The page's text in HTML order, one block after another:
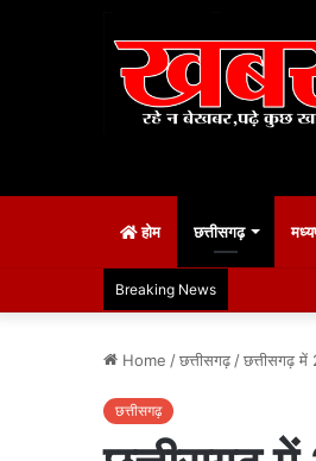
होम छत्तीसगढ़
Breaking News
Home /छत्तीसगढ़ /छत्तीसगढ़ में
छत्तीसगढ़